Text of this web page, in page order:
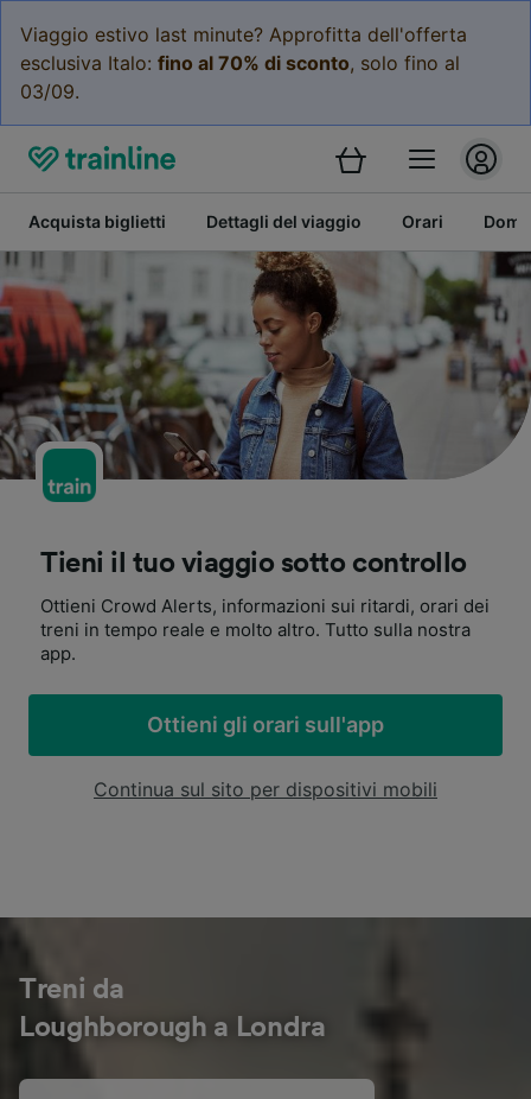
Viaggio estivo last minute? Approfitta dell'offerta
esclusiva Italo: fino al 70% di sconto, solo fino al
03/09.
Acquista biglietti Dettagli del viaggio Orari
Tieni il tuo viaggio sotto controllo
Ottieni Crowd Alerts, informazioni sui ritardi, orari dei
treni in tempo reale e molto altro. Tutto sulla nostra
app.
Ottieni gli orari sull'app
Continua sul sito per dispositivi mobili
Treni da
Loughborough a Londra